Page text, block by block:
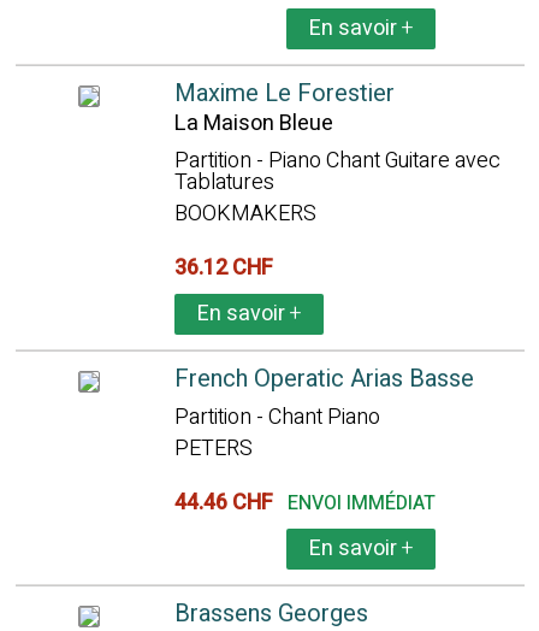
En savoir+
Maxime Le Forestier
La Maison Bleue
Partition - Piano Chant Guitare avec
Tablatures
BOOKMAKERS
36.12 CHF
En savoir+
French Operatic Arias Basse
Partition - Chant Piano
PETERS
44.46 CHF ENVOI IMMÉDIAT
En savoir+
Brassens Georges